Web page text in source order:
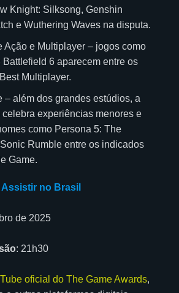
Knight: Silksong, Genshin
e Wuthering Waves na disputa.
Ação e Multiplayer – jogos como
6 aparecem entre os
Multiplayer.
– além dos grandes estúdios, a
celebra experiências menores e
como Persona 5: The
Rumble entre os indicados
Game.
no Brasil
de 2025
: 21h30
oficial do The Game Awards,